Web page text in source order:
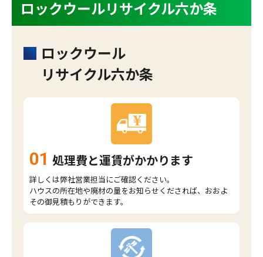
ロックウールリサイクル六か条
ロックウール
リサイクル六か条
01 処理費と運賃がかかります
詳しくは弊社営業担当にご確認ください。
ハウスの所在地や廃材の量をお知らせくだされば、おおよ
その御見積もりができます。